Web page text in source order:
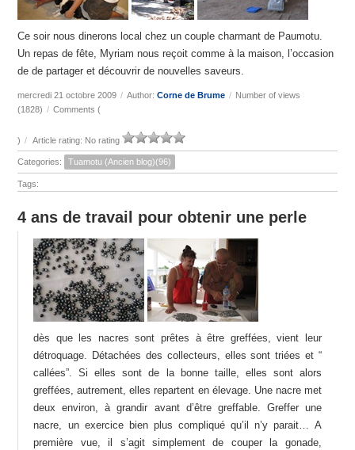
Ce soir nous dinerons local chez un couple charmant de Paumotu.
Un repas de fête, Myriam nous reçoit comme à la maison, l’occasion
de de partager et découvrir de nouvelles saveurs.
mercredi 21 octobre 2009 / Author:Corne de Brume / Number of views
(1828) / Comments (
) / Article rating: No rating
Categories: Tuamotu (Ancien blog)(96)
Tags:
4 ans de travail pour obtenir une perle
dès que les nacres sont prêtes à être greffées, vient leur
détroquage. Détachées des collecteurs, elles sont triées et “
callées”. Si elles sont de la bonne taille, elles sont alors
greffées, autrement, elles repartent en élevage. Une nacre met
deux environ, à grandir avant d’être greffable. Greffer une
nacre, un exercice bien plus compliqué qu’il n’y parait… A
première vue, il s’agit simplement de couper la gonade,